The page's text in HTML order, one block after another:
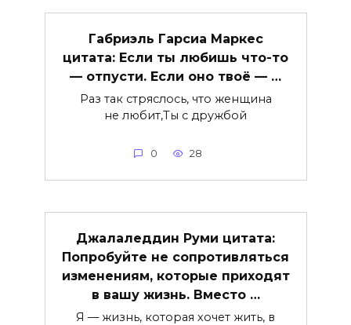
Габриэль Гарсиа Маркес
цитата: Если ты любишь что-то
— отпусти. Если оно твоё — …
Раз так стряслось, что женщина
не любит,Ты с дружбой
0 28
Джалаледдин Руми цитата:
Попробуйте не сопротивляться
изменениям, которые приходят
в вашу жизнь. Вместо …
Я — жизнь, которая хочет жить, в